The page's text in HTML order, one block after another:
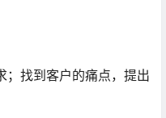
；找到客户的痛点，提出